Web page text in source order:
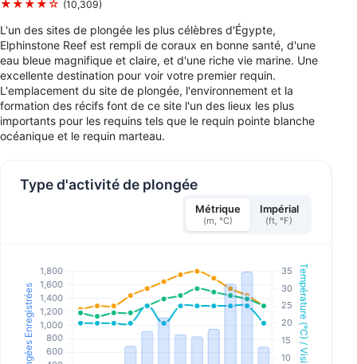
★★★★☆ (10,309)
L'un des sites de plongée les plus célèbres d'Égypte,
Elphinstone Reef est rempli de coraux en bonne santé, d'une
eau bleue magnifique et claire, et d'une riche vie marine. Une
excellente destination pour voir votre premier requin.
L'emplacement du site de plongée, l'environnement et la
formation des récifs font de ce site l'un des lieux les plus
importants pour les requins tels que le requin pointe blanche
océanique et le requin marteau.
Type d'activité de plongée
Métrique
(m, °C)
Impérial
(ft, °F)